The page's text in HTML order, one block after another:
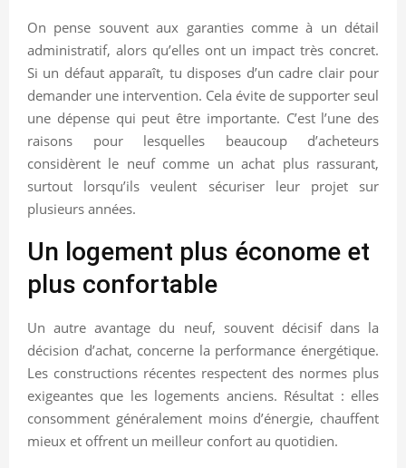
On pense souvent aux garanties comme à un détail
administratif, alors qu’elles ont un impact très concret.
Si un défaut apparaît, tu disposes d’un cadre clair pour
demander une intervention. Cela évite de supporter seul
une dépense qui peut être importante. C’est l’une des
raisons pour lesquelles beaucoup d’acheteurs
considèrent le neuf comme un achat plus rassurant,
surtout lorsqu’ils veulent sécuriser leur projet sur
plusieurs années.
Un logement plus économe et
plus confortable
Un autre avantage du neuf, souvent décisif dans la
décision d’achat, concerne la performance énergétique.
Les constructions récentes respectent des normes plus
exigeantes que les logements anciens. Résultat : elles
consomment généralement moins d’énergie, chauffent
mieux et offrent un meilleur confort au quotidien.